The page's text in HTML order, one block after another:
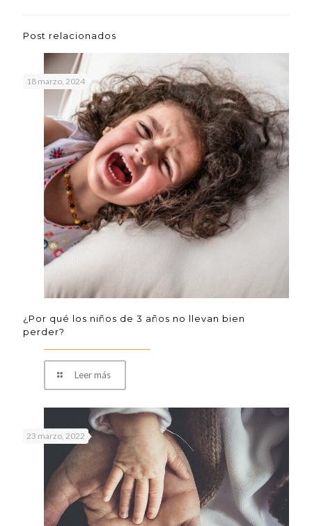
Post relacionados
18 marzo, 2024
¿Por qué los niños de 3 años no llevan bien
perder?
Leer más
23 marzo, 2022